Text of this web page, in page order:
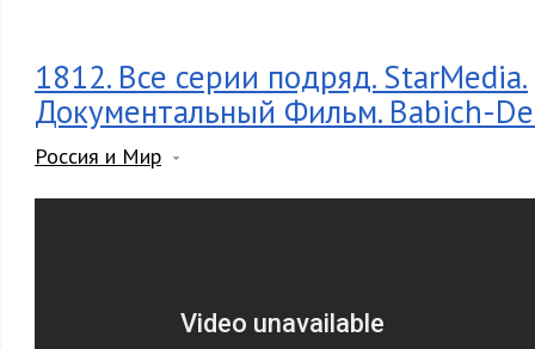
1812. Все серии подряд. StarMedia.
Документальный Фильм. Babich-
Россия и Мир